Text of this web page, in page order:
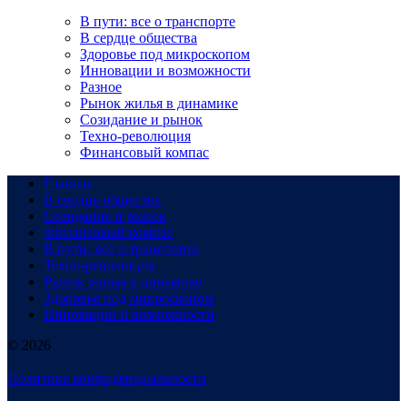
В пути: все о транспорте
В сердце общества
Здоровье под микроскопом
Инновации и возможности
Разное
Рынок жилья в динамике
Созидание и рынок
Техно-революция
Финансовый компас
Главная
В сердце общества
Созидание и рынок
Финансовый компас
В пути: все о транспорте
Техно-революция
Рынок жилья в динамике
Здоровье под микроскопом
Инновации и возможности
© 2026
Политика конфиденциальности